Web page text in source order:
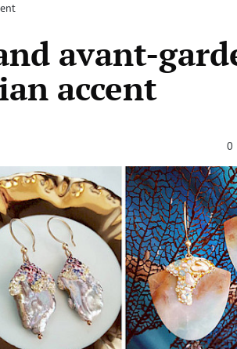
avant-
accent
0